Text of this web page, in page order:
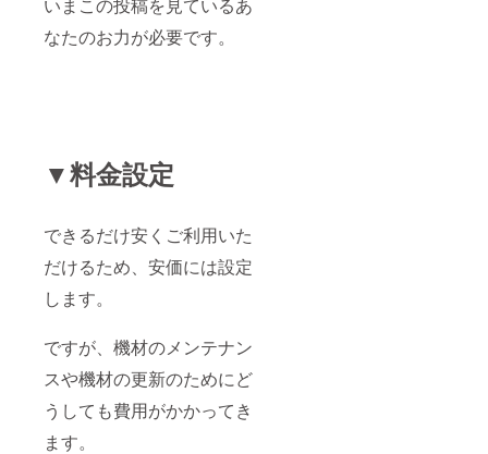
なたのお力が必要です。
▼料金設定
できるだけ安くご利用いた
だけるため、安価には設定
します。
ですが、機材のメンテナン
スや機材の更新のためにど
うしても費用がかかってき
ます。